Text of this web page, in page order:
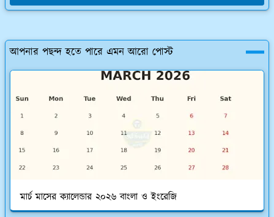
আপনার পছন্দ হতে পারে এমন আরো পোস্ট
মার্চ মাসের ক্যালেন্ডার ২০২৬ বাংলা ও ইংরেজি